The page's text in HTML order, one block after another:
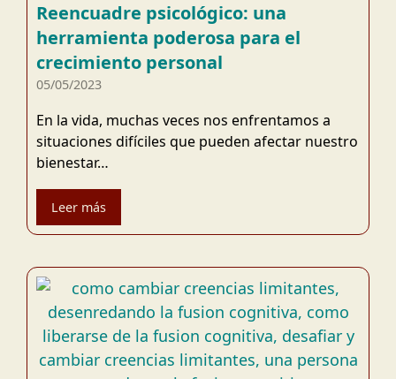
Reencuadre psicológico: una
herramienta poderosa para el
crecimiento personal
05/05/2023
En la vida, muchas veces nos enfrentamos a
situaciones difíciles que pueden afectar nuestro
bienestar…
Leer más